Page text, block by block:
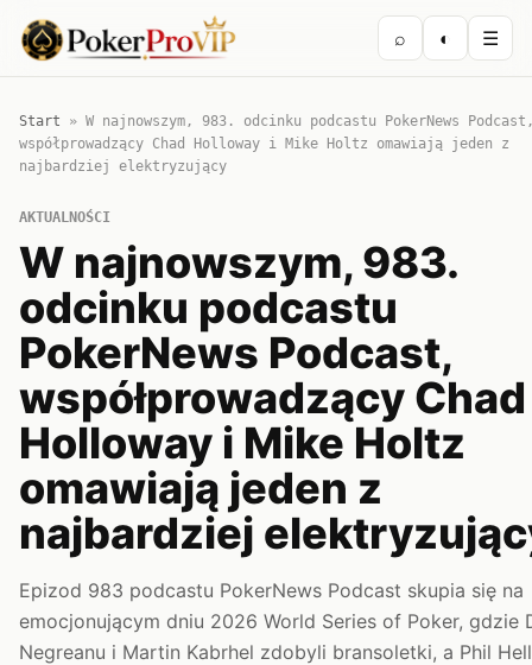
⌕ ◐ ☰
Start » W najnowszym, 983. odcinku podcastu PokerNews
współprowadzący Chad Holloway i Mike Holtz omawiają jeden z
najbardziej elektryzujący
AKTUALNOŚCI
W najnowszym, 983.
odcinku podcastu
PokerNews Podcast,
współprowadzący Chad
Holloway i Mike Holtz
omawiają jeden z
najbardziej
Epizod 983 podcastu PokerNews Podcast skupia się na
emocjonującym dniu 2026 World Series of Poker, gdzie
Negreanu i Martin Kabrhel zdobyli bransoletki, a Phil